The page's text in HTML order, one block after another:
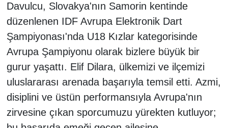
Davulcu, Slovakya'nın Samorin kentinde
düzenlenen IDF Avrupa Elektronik Dart
Şampiyonası'nda U18 Kızlar kategorisinde
Avrupa Şampiyonu olarak bizlere büyük bir
gurur yaşattı. Elif Dilara, ülkemizi ve ilçemizi
uluslararası arenada başarıyla temsil etti. Azmi,
disiplini ve üstün performansıyla Avrupa'nın
zirvesine çıkan sporcumuzu yürekten kutluyor;